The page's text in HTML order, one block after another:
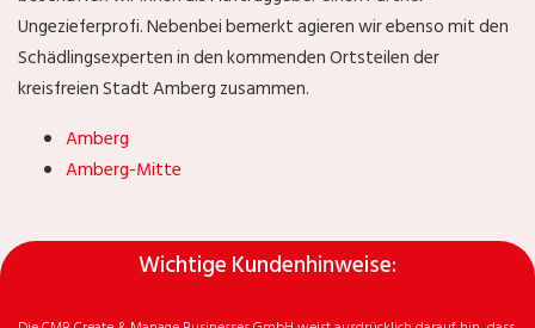
Ungezieferprofi. Nebenbei bemerkt agieren wir ebenso mit den
Schädlingsexperten in den kommenden Ortsteilen der
kreisfreien Stadt Amberg zusammen.
Amberg
Amberg-Mitte
Wichtige Kundenhinweise: